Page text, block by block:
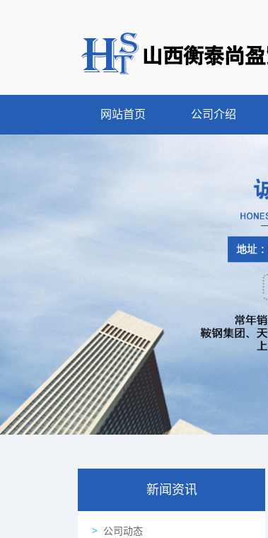
网站首页 公司介绍
新闻资讯
公司动态